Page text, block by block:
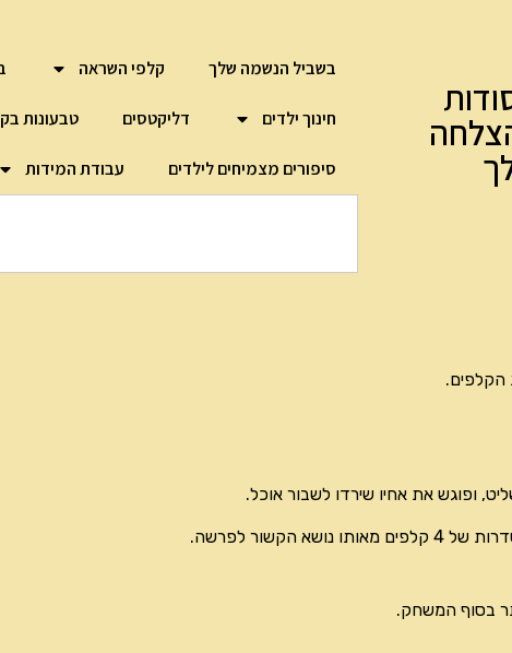
בשביל הנשמה שלך קלפי השראה
חינוך ילדים דליקטסים טבעונות
סיפורים מצמיחים לילדים עבודת המידות
הקלפים.
ופוגש את אחיו שירדו לשבור אוכל.
לפרשה.
בסוף המשחק.